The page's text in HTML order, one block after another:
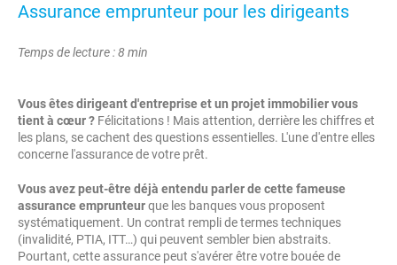
Assurance emprunteur pour les dirigeants
Temps de lecture : 8 min
Vous êtes dirigeant d'entreprise et un projet immobilier vous
tient à cœur ? Félicitations ! Mais attention, derrière les chiffres et
les plans, se cachent des questions essentielles. L'une d'entre elles
concerne l'assurance de votre prêt.
Vous avez peut-être déjà entendu parler de cette fameuse
assurance emprunteurque les banques vous proposent
systématiquement. Un contrat rempli de termes techniques
(invalidité, PTIA, ITT…) qui peuvent sembler bien abstraits.
Pourtant, cette assurance peut s'avérer être votre bouée de